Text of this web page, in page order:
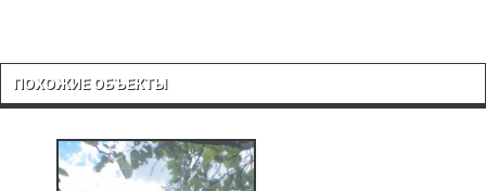
ПОХОЖИЕ ОБЪЕКТЫ